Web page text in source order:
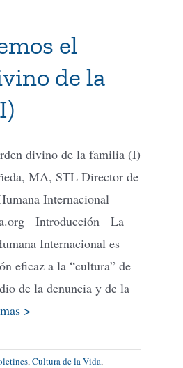
el
de la
divino de la familia (I)
MA, STL Director de
Internacional
Introducción La
Internacional es
eficaz a la “cultura” de
de la denuncia y de la
>
, Cultura de la Vida,